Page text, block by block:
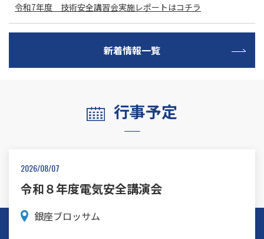
令和7年度 技術安全講習会実施レポートはコチラ
新着情報一覧
行事予定
2026/08/07
令和８年度電気安全講演会
銀座ブロッサム